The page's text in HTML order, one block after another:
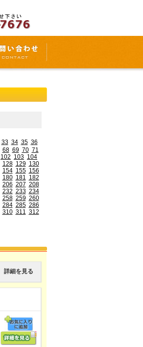
33 34 35 36
68 69 70 71
102 103 104
128 129 130
154 155 156
180 181 182
206 207 208
232 233 234
258 259 260
284 285 286
310 311 312
詳細を見る